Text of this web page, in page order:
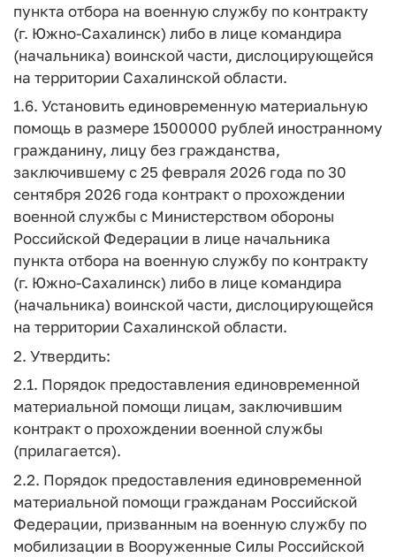
пункта отбора на военную службу по контракту
(г. Южно-Сахалинск) либо в лице командира
(начальника) воинской части, дислоцирующейся
на территории Сахалинской области.
1.6. Установить единовременную материальную
помощь в размере 1500000 рублей иностранному
гражданину, лицу без гражданства,
заключившему с 25 февраля 2026 года по 30
сентября 2026 года контракт о прохождении
военной службы с Министерством обороны
Российской Федерации в лице начальника
пункта отбора на военную службу по контракту
(г. Южно-Сахалинск) либо в лице командира
(начальника) воинской части, дислоцирующейся
на территории Сахалинской области.
2. Утвердить:
2.1. Порядок предоставления единовременной
материальной помощи лицам, заключившим
контракт о прохождении военной службы
(прилагается).
2.2. Порядок предоставления единовременной
материальной помощи гражданам Российской
Федерации, призванным на военную службу по
мобилизации в Вооруженные Силы Российской